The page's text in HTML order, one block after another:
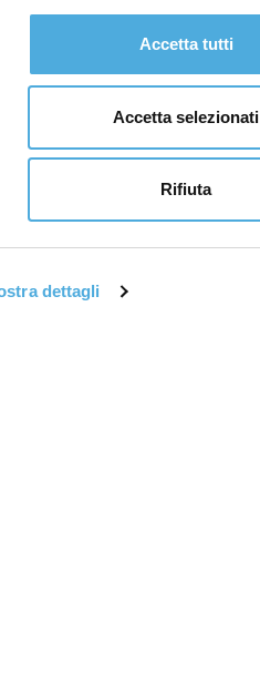
dettagli
Accetta tutti
Accetta selezionati
Rifiuta
in Spagna: